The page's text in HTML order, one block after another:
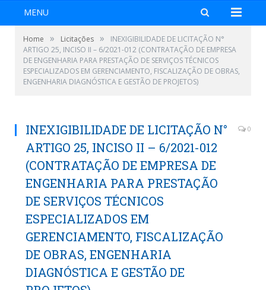
MENU
Home » Licitações »
INEXIGIBILIDADE DE LICITAÇÃO N°
ARTIGO 25, INCISO II – 6/2021-012 (CONTRATAÇÃO DE EMPRESA
DE ENGENHARIA PARA PRESTAÇÃO DE SERVIÇOS TÉCNICOS
ESPECIALIZADOS EM GERENCIAMENTO, FISCALIZAÇÃO DE OBRAS,
ENGENHARIA DIAGNÓSTICA E GESTÃO DE PROJETOS)
INEXIGIBILIDADE DE LICITAÇÃO N°
ARTIGO 25, INCISO II – 6/2021-012
(CONTRATAÇÃO DE EMPRESA DE
ENGENHARIA PARA PRESTAÇÃO
DE SERVIÇOS TÉCNICOS
ESPECIALIZADOS EM
GERENCIAMENTO, FISCALIZAÇÃO
DE OBRAS, ENGENHARIA
DIAGNÓSTICA E GESTÃO DE
0